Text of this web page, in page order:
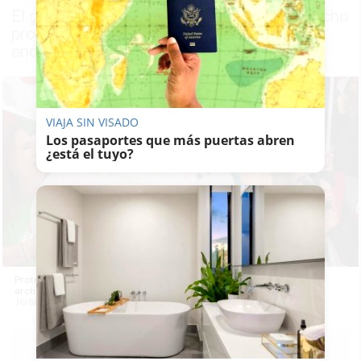
El grupo Familias NEAE Andalucía de las ocho
provincias participaron este lunes en un
encuentro online
Protesta de la FP y las familias NEAE en Cádiz, en una imagen de
archivo. -
JOSÉ MARÍA REYNA
VIAJA SIN VISADO
Los pasaportes que más puertas abren
¿está el tuyo?